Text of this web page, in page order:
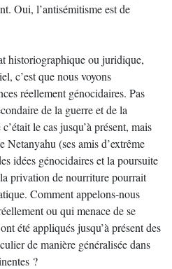
Oui, l’antisémitisme est de
historiographique ou juridique,
c’est que nous voyons
réellement génocidaires. Pas
de la guerre et de la
le cas jusqu’à présent, mais
Netanyahu (ses amis d’extrême
idées génocidaires et la poursuite
privation de nourriture pourrait
Comment appelons-nous
ou qui menace de se
été appliqués jusqu’à présent des
de manière généralisée dans
?